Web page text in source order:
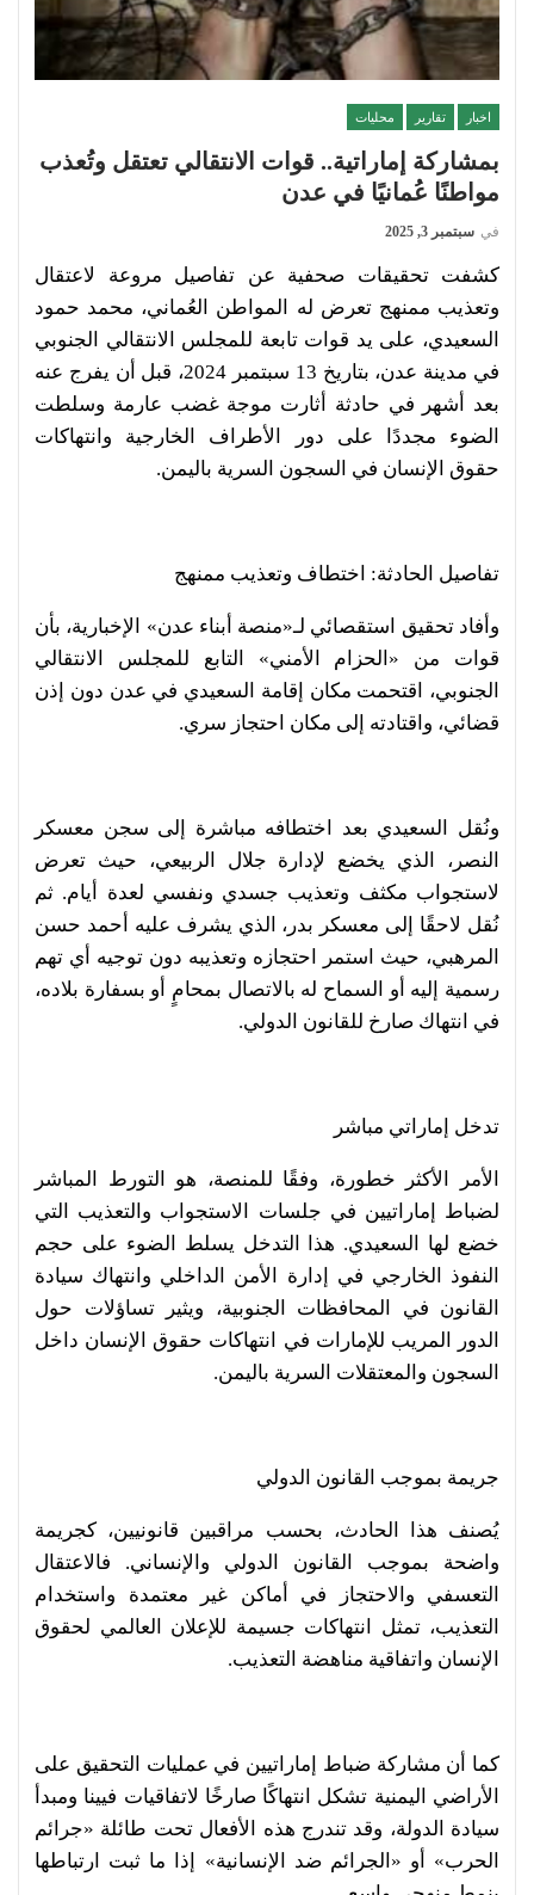
اخبار تقارير محليات
بمشاركة إماراتية.. قوات الانتقالي تعتقل وتُعذب
مواطنًا عُمانيًا في عدن
في سبتمبر 3, 2025
كشفت تحقيقات صحفية عن تفاصيل مروعة لاعتقال
وتعذيب ممنهج تعرض له المواطن العُماني، محمد حمود
السعيدي، على يد قوات تابعة للمجلس الانتقالي الجنوبي
في مدينة عدن، بتاريخ 13 سبتمبر 2024، قبل أن يفرج عنه
بعد أشهر في حادثة أثارت موجة غضب عارمة وسلطت
الضوء مجددًا على دور الأطراف الخارجية وانتهاكات
حقوق الإنسان في السجون السرية باليمن.
تفاصيل الحادثة: اختطاف وتعذيب ممنهج
وأفاد تحقيق استقصائي لـ«منصة أبناء عدن» الإخبارية، بأن
قوات من «الحزام الأمني» التابع للمجلس الانتقالي
الجنوبي، اقتحمت مكان إقامة السعيدي في عدن دون إذن
قضائي، واقتادته إلى مكان احتجاز سري.
ونُقل السعيدي بعد اختطافه مباشرة إلى سجن معسكر
النصر، الذي يخضع لإدارة جلال الربيعي، حيث تعرض
لاستجواب مكثف وتعذيب جسدي ونفسي لعدة أيام. ثم
نُقل لاحقًا إلى معسكر بدر، الذي يشرف عليه أحمد حسن
المرهبي، حيث استمر احتجازه وتعذيبه دون توجيه أي تهم
رسمية إليه أو السماح له بالاتصال بمحامٍ أو بسفارة بلاده،
في انتهاك صارخ للقانون الدولي.
تدخل إماراتي مباشر
الأمر الأكثر خطورة، وفقًا للمنصة، هو التورط المباشر
لضباط إماراتيين في جلسات الاستجواب والتعذيب التي
خضع لها السعيدي. هذا التدخل يسلط الضوء على حجم
النفوذ الخارجي في إدارة الأمن الداخلي وانتهاك سيادة
القانون في المحافظات الجنوبية، ويثير تساؤلات حول
الدور المريب للإمارات في انتهاكات حقوق الإنسان داخل
السجون والمعتقلات السرية باليمن.
جريمة بموجب القانون الدولي
يُصنف هذا الحادث، بحسب مراقبين قانونيين، كجريمة
واضحة بموجب القانون الدولي والإنساني. فالاعتقال
التعسفي والاحتجاز في أماكن غير معتمدة واستخدام
التعذيب، تمثل انتهاكات جسيمة للإعلان العالمي لحقوق
الإنسان واتفاقية مناهضة التعذيب.
كما أن مشاركة ضباط إماراتيين في عمليات التحقيق على
الأراضي اليمنية تشكل انتهاكًا صارخًا لاتفاقيات فيينا ومبدأ
سيادة الدولة، وقد تندرج هذه الأفعال تحت طائلة «جرائم
الحرب» أو «الجرائم ضد الإنسانية» إذا ما ثبت ارتباطها